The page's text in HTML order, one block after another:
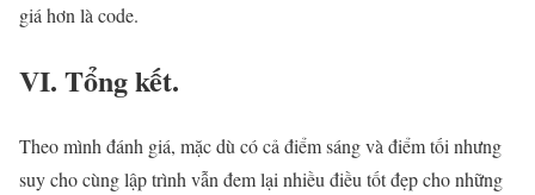
giá hơn là code.
VI. Tổng kết.
Theo mình đánh giá, mặc dù có cả điểm sáng và điểm tối nhưng
suy cho cùng lập trình vẫn đem lại nhiều điều tốt đẹp cho những